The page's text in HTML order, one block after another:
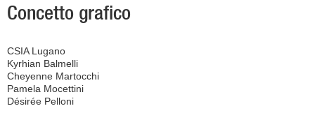
Concetto grafico
CSIA Lugano
Kyrhian Balmelli
Cheyenne Martocchi
Pamela Mocettini
Désirée Pelloni